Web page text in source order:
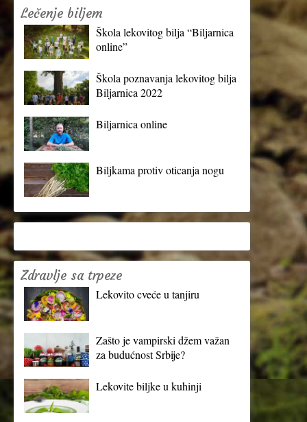
Lečenje biljem
Škola lekovitog bilja “Biljarnica
online”
Škola poznavanja lekovitog bilja
Biljarnica 2022
Biljarnica online
Biljkama protiv oticanja nogu
Zdravlje sa trpeze
Lekovito cveće u tanjiru
Zašto je vampirski džem važan
za budućnost Srbije?
Lekovite biljke u kuhinji